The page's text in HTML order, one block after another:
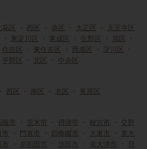
花区 ・ 西区 ・ 港区 ・ 大正区 ・
天王寺区
・ 東淀川区 ・ 東成区 ・ 生野区 ・ 旭区
・
住吉区 ・ 東住吉区 ・ 西成区 ・ 淀川区
・
平野区 ・ 北区 ・ 中央区
西区 ・ 南区 ・ 北区 ・ 美原区
槻市 ・ 茨木市 ・ 摂津市 ・枚方市 ・ 交野
・ 門真市 ・ 四條畷市 ・ 大東市 ・ 東大
・ 岸和田市 ・ 池田市 ・ 泉大津市 ・
貝